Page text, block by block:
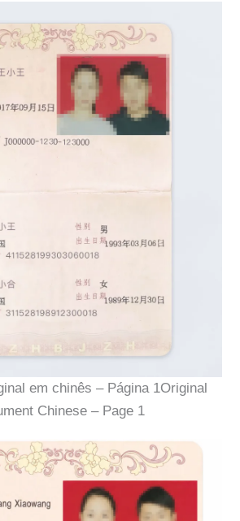
em chinês – Página 1Original
Chinese – Page 1